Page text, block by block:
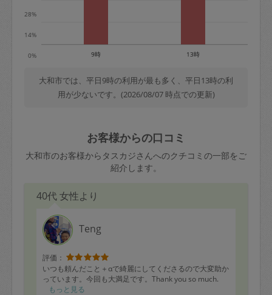
0%
14%
28%
9時 13時
大和市では、平日9時の利用が最も多く、平日13時の利
用が少ないです。(2026/08/07 時点での更新)
お客様からの口コミ
大和市のお客様からタスカジさんへのクチコミの一部をご
紹介します。
40代 女性より
Teng
評価：
いつも頼んだこと＋αで綺麗にしてくださるので大変助か
っています。今回も大満足です。Thank you so much.
もっと見る